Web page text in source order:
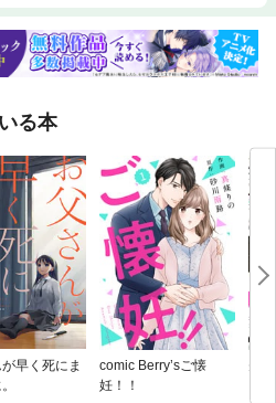
る本
早く死にま
comic Berry’sご懐
妊！！
先